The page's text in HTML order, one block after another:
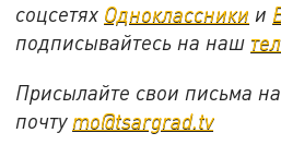
соцсетях Одноклассники и
подписывайтесь на наш
Присылайте свои письма
почту mo@tsargrad.tv